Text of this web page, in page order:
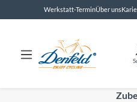
springenWerkstatt-TerminÜber uns